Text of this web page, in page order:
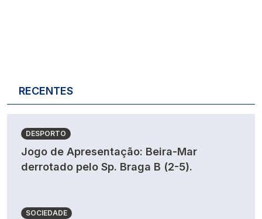
RECENTES
DESPORTO
Jogo de Apresentação: Beira-Mar
derrotado pelo Sp. Braga B (2-5).
SOCIEDADE